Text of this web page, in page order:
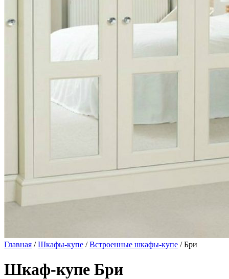
Главная /Шкафы-купе /Встроенные шкафы-купе / Бри
Шкаф-купе Бри